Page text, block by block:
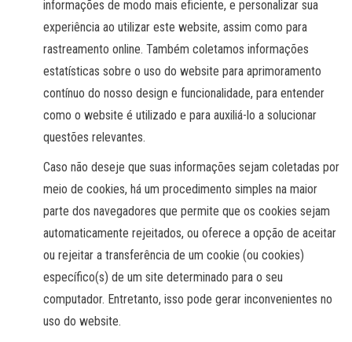
informações de modo mais eficiente, e personalizar sua
experiência ao utilizar este website, assim como para
rastreamento online. Também coletamos informações
estatísticas sobre o uso do website para aprimoramento
contínuo do nosso design e funcionalidade, para entender
como o website é utilizado e para auxiliá-lo a solucionar
questões relevantes.
Caso não deseje que suas informações sejam coletadas por
meio de cookies, há um procedimento simples na maior
parte dos navegadores que permite que os cookies sejam
automaticamente rejeitados, ou oferece a opção de aceitar
ou rejeitar a transferência de um cookie (ou cookies)
específico(s) de um site determinado para o seu
computador. Entretanto, isso pode gerar inconvenientes no
uso do website.